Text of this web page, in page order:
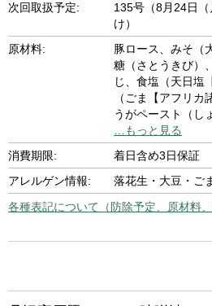
次回取扱予定:
135号（8月24日
け）
原材料:
豚ロース、みそ（
糖（さとうきび）
じ、食塩（天日塩
（ごま【アフリカ
うがペースト（し
…もっと見る
消費期限:
着日含め3日保証
アレルゲン情報:
落花生・大豆・ご
各種表記について（防除予定、原材料、